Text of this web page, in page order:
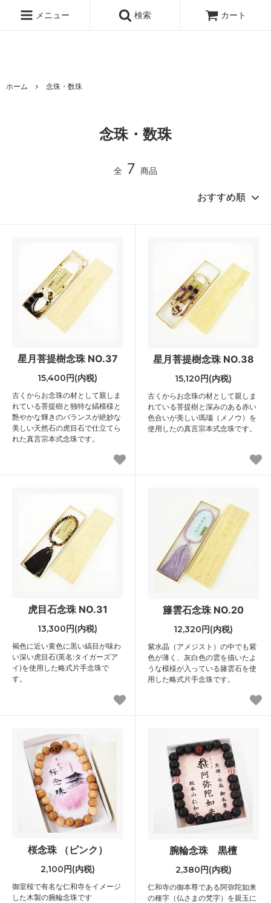
いただける御朱印帳やお香、五大明王や観音堂の限定グッズがオンライ
ンストアでご購入頂けるようになりました。
メニュー 検索 カート
ホーム 念珠・数珠
念珠・数珠
全 7 商品
星月菩提樹念珠 NO.37
15,400円(内税)
古くからお念珠の材として親しま
れている菩提樹と独特な縞模様と
艶やかな輝きのバランスが絶妙な
美しい天然石の虎目石で仕立てら
れた真言宗本式念珠です。
星月菩提樹念珠 NO.38
15,120円(内税)
古くからお念珠の材として親しま
れている菩提樹と深みのある赤い
色合いが美しい瑪瑙（メノウ）を
使用したの真言宗本式念珠です。
虎目石念珠 NO.31
13,300円(内税)
褐色に近い黄色に黒い縞目が味わ
い深い虎目石(英名:タイガーズア
イ)を使用した略式片手念珠で
す。
籐雲石念珠 NO.20
12,320円(内税)
紫水晶（アメジスト）の中でも紫
色が薄く、灰白色の雲を描いたよ
うな模様が入っている籐雲石を使
用した略式片手念珠です。
桜念珠 （ピンク）
2,100円(内税)
御室桜で有名な仁和寺をイメージ
した木製の腕輪念珠です
腕輪念珠 黒檀
2,380円(内税)
仁和寺の御本尊である阿弥陀如来
の種字（仏さまの梵字）を親玉に